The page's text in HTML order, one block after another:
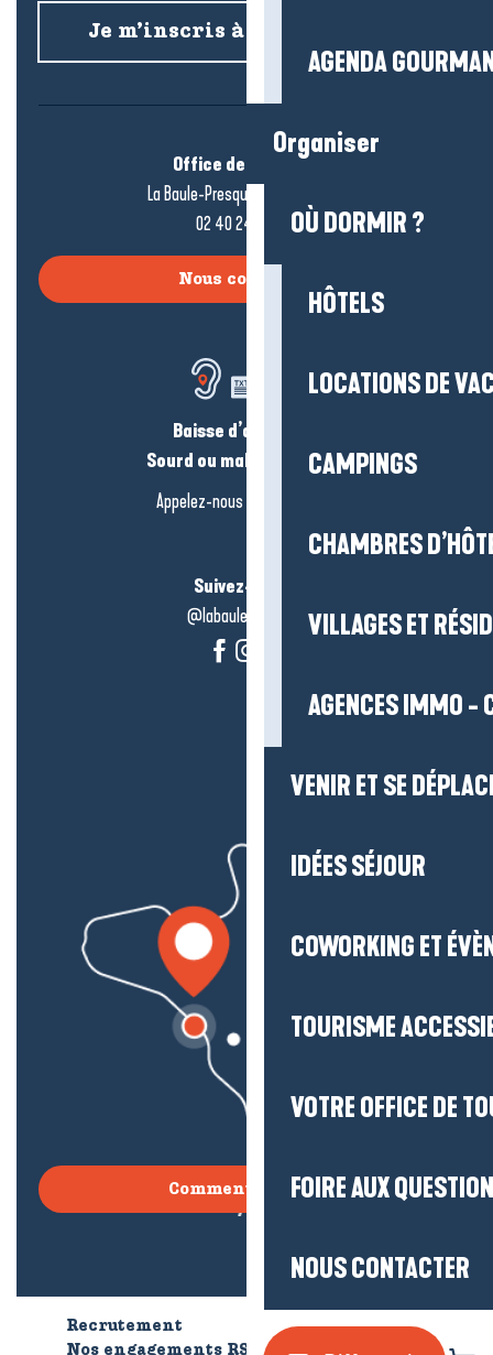
AGENDA
Organiser
OÙ DORMIR ?
HÔTELS
LOCATIONS DE
CAMPINGS
CHAMBRES
VILLAGES ET
AGENCES IMMO -
VENIR ET SE
IDÉES SÉJOUR
COWORKING ET
TOURISME
VOTRE OFFICE DE
FOIRE AUX
NOUS CONTACTER
Je m’inscris à la newsletter
Office de tourisme
La Baule-Presqu’île de Guérande
02 40 24 34 44
Nous contacter
Baisse d’audition ?
Sourd ou malentendant ?
Appelez-nous en
Suivez-nous !
@labauleguérande
Comment venir ?
Recrutement
Qui sommes-nous ?
Nos engagements RSE